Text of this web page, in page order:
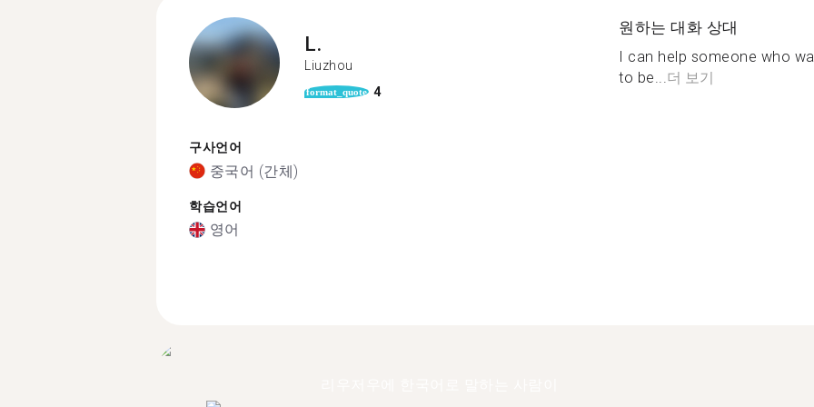
L.
Liuzhou
format_quote 4
구사언어
중국어 (간체)
학습언어
영어
원하는 대화 상대
I can help someone who
to be...더 보기